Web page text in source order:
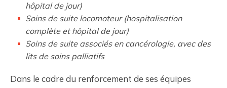
hôpital de jour)
Soins de suite locomoteur (hospitalisation
complète et hôpital de jour)
Soins de suite associés en cancérologie, avec des
lits de soins palliatifs
Dans le cadre du renforcement de ses équipes